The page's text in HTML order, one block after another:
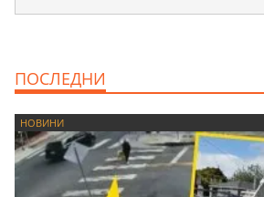
ПОСЛЕДНИ
НОВИНИ